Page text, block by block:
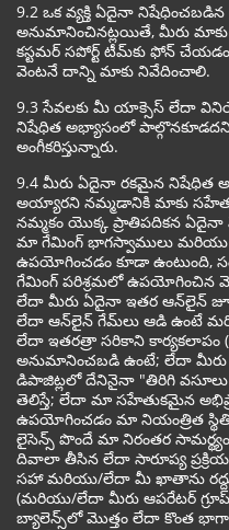
9.2 ఒక వ్యక్తి ఏదైనా
అనుమానించినట్లయితే, మీరు
కస్టమర్ సపోర్ట్ టీమ్‌కు ఫోన్
వెంటనే దాన్ని మాకు నివేదించాలి.
9.3 సేవలకు మీ యాక్సెస్ లేదా
నిషేధిత అభ్యాసంలో
అంగీకరిస్తున్నారు.
9.4 మీరు ఏదైనా రకమైన నిషేధిత
అయ్యారని నమ్మడానికి మాకు
నమ్మకం యొక్క ప్రాతిపదికన
మా గేమింగ్ భాగస్వాములు
ఉపయోగించడం కూడా ఉంటుంది,
గేమింగ్ పరిశ్రమలో ఉపయోగించిన
లేదా మీరు ఏదైనా ఇతర ఆన్‌లైన్
లేదా ఆన్‌లైన్ గేమ్‌లు ఆడి ఉంటే
లేదా ఇతరత్రా సరికాని కార్యకలాపం
అనుమానించబడి ఉంటే; లేదా మీరు
డిపాజిట్లలో దేనినైనా "తిరిగి వసూలు
తెలిస్తే; లేదా మా సహేతుకమైన
ఉపయోగించడం మా నియంత్రిత
లైసెన్స్ పొందే మా నిరంతర
దివాలా తీసిన లేదా సారూప్య
సహా మరియు/లేదా మీ ఖాతాను
(మరియు/లేదా మీరు ఆపరేటర్
బ్యాలెన్స్‌లో మొత్తం లేదా కొంత